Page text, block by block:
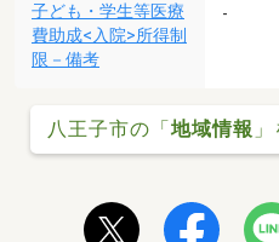
子ども・学生等医療
費助成<入院>所得制
限－備考
-
八王子市の「地域情報